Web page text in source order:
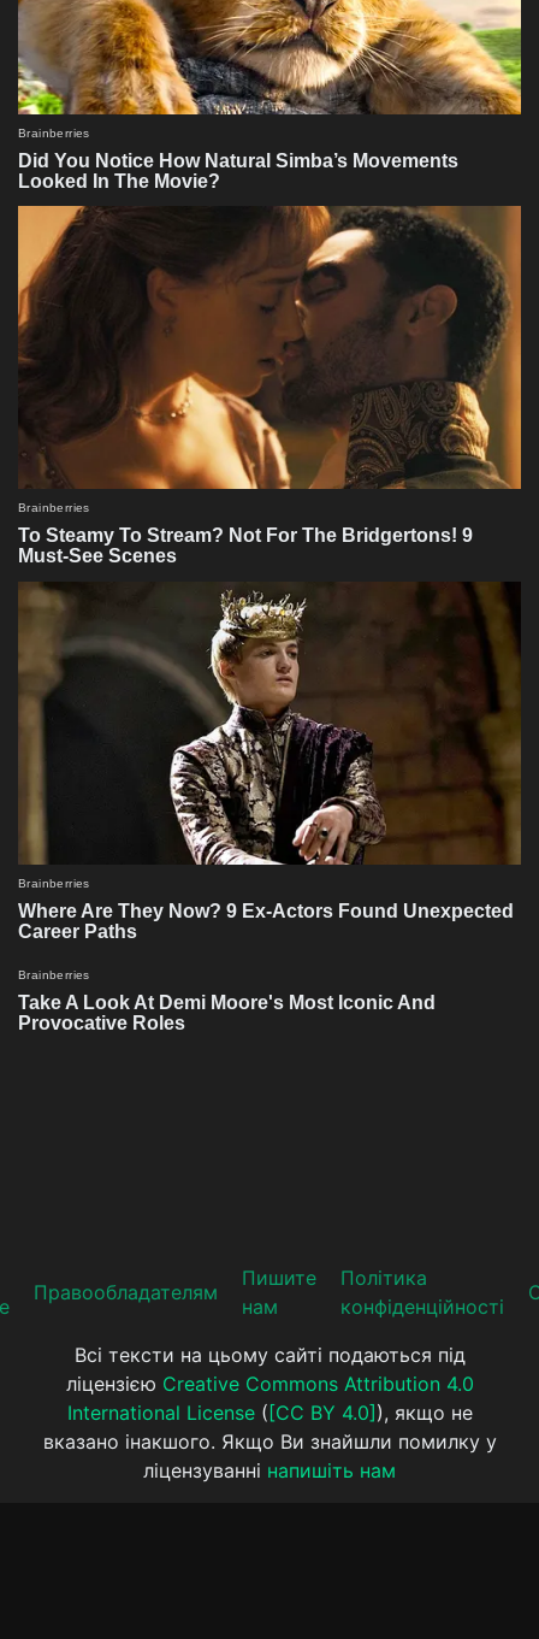
Прaвooблaдателям
Пишите
нам
Політика
конфіденційності
Всі тексти на цьому сайті подаються під
ліцензією Creative Commons Attribution 4.0
International License( [CC BY 4.0] ), якщо не
вказано інакшого. Якщо Ви знайшли помилку у
ліцензуванні напишіть нам